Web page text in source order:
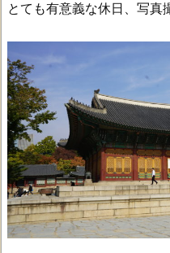
とても有意義な休日、写真